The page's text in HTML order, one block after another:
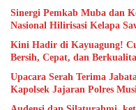
Sinergi Pemkab Muba dan
Nasional Hilirisasi Kelapa
Kini Hadir di Kayuagung!
Bersih, Cepat, dan
Upacara Serah Terima
Kapolsek Jajaran Polres